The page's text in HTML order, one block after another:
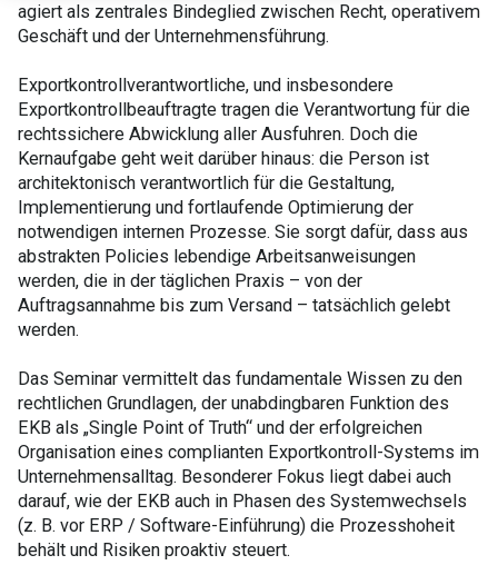
agiert als zentrales Bindeglied zwischen Recht, operativem
Geschäft und der Unternehmensführung.
Exportkontrollverantwortliche, und insbesondere
Exportkontrollbeauftragte tragen die Verantwortung für die
rechtssichere Abwicklung aller Ausfuhren. Doch die
Kernaufgabe geht weit darüber hinaus: die Person ist
architektonisch verantwortlich für die Gestaltung,
Implementierung und fortlaufende Optimierung der
notwendigen internen Prozesse. Sie sorgt dafür, dass aus
abstrakten Policies lebendige Arbeitsanweisungen
werden, die in der täglichen Praxis – von der
Auftragsannahme bis zum Versand – tatsächlich gelebt
werden.
Das Seminar vermittelt das fundamentale Wissen zu den
rechtlichen Grundlagen, der unabdingbaren Funktion des
EKB als „Single Point of Truth“ und der erfolgreichen
Organisation eines complianten Exportkontroll-Systems im
Unternehmensalltag. Besonderer Fokus liegt dabei auch
darauf, wie der EKB auch in Phasen des Systemwechsels
(z. B. vor ERP / Software-Einführung) die Prozesshoheit
behält und Risiken proaktiv steuert.